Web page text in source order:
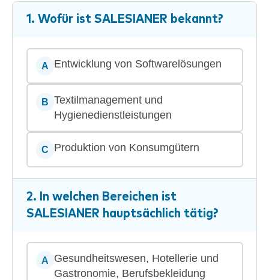
1. Wofür ist SALESIANER bekannt?
A Entwicklung von Softwarelösungen
B Textilmanagement und
Hygienedienstleistungen
C Produktion von Konsumgütern
2. In welchen Bereichen ist
SALESIANER hauptsächlich tätig?
A
Gesundheitswesen, Hotellerie und
Gastronomie, Berufsbekleidung